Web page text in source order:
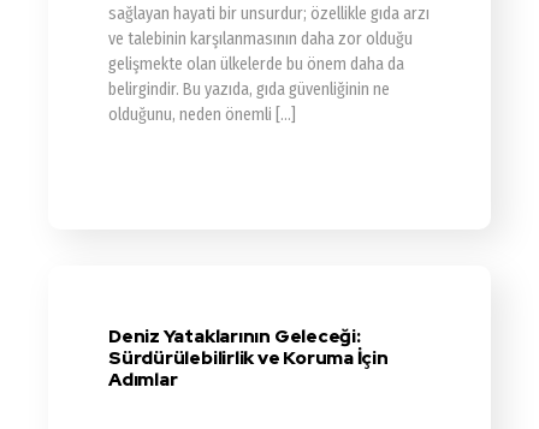
sağlayan hayati bir unsurdur; özellikle gıda arzı
ve talebinin karşılanmasının daha zor olduğu
gelişmekte olan ülkelerde bu önem daha da
belirgindir. Bu yazıda, gıda güvenliğinin ne
olduğunu, neden önemli […]
Deniz Yataklarının Geleceği:
Sürdürülebilirlik ve Koruma İçin
Adımlar